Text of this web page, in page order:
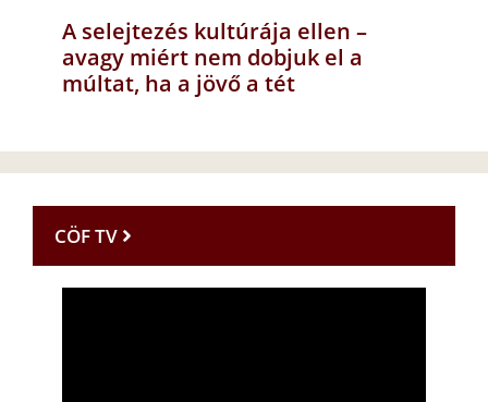
A selejtezés kultúrája ellen –
avagy miért nem dobjuk el a
múltat, ha a jövő a tét
CÖF TV